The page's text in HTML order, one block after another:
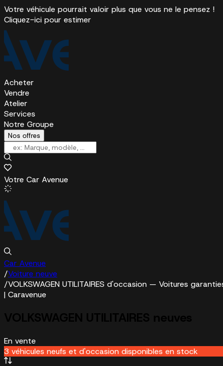
Votre véhicule pourrait valoir plus que vous ne le pensez !
Cliquez-ici pour estimer
Acheter
Vendre
Atelier
Services
Notre Groupe
Nos offres
Votre Car Avenue
Car Avenue
/Voiture neuve
/VOLKSWAGEN UTILITAIRES d'occasion — Voitures
| Caravenue
En vente
3 véhicules neufs et d'occasion disponibles en stock